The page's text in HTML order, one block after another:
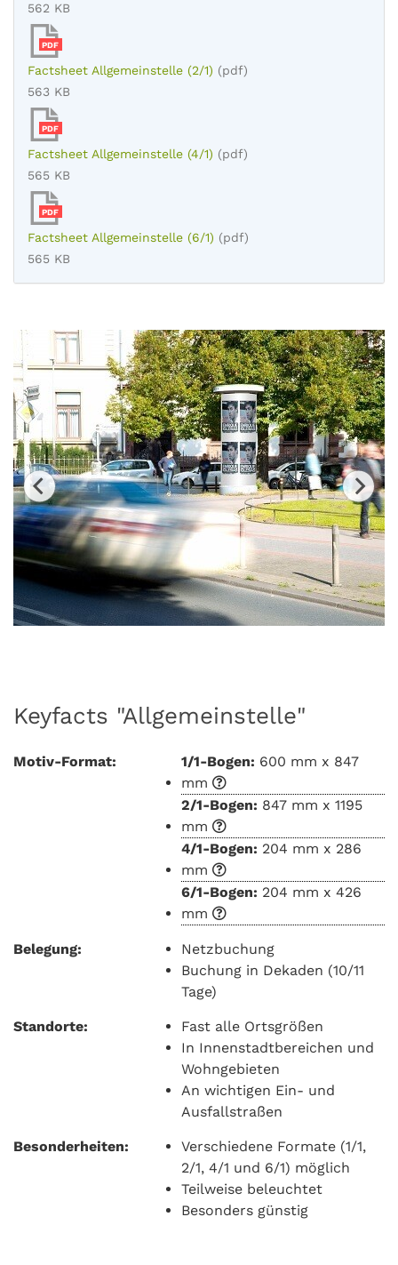
562 KB
PDF
Factsheet Allgemeinstelle (2/1) (pdf)
563 KB
PDF
Factsheet Allgemeinstelle (4/1) (pdf)
565 KB
PDF
Factsheet Allgemeinstelle (6/1) (pdf)
565 KB
Keyfacts "Allgemeinstelle"
Motiv-Format: 1/1-Bogen: 600 mm x 847
mm
2/1-Bogen: 847 mm x 1195
mm
4/1-Bogen: 204 mm x 286
mm
6/1-Bogen: 204 mm x 426
mm
Belegung:
Netzbuchung
Buchung in Dekaden (10/11
Tage)
Standorte:
Fast alle Ortsgrößen
In Innenstadtbereichen und
Wohngebieten
An wichtigen Ein- und
Ausfallstraßen
Besonderheiten:
Verschiedene Formate (1/1,
2/1, 4/1 und 6/1) möglich
Teilweise beleuchtet
Besonders günstig